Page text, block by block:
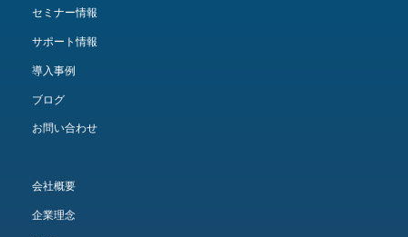
セミナー情報
サポート情報
導入事例
ブログ
お問い合わせ
会社概要
企業理念